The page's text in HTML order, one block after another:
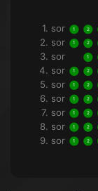
1. sor 1 2
2. sor 1 2
3. sor 1
4. sor 1 2
5. sor 1 2
6. sor 1 2
7. sor 1 2
8. sor 1 2
9. sor 1 2